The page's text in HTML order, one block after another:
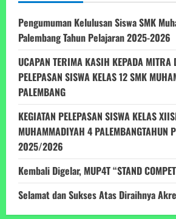
Pengumuman Kelulusan Siswa SMK
Palembang Tahun Pelajaran 2025-2026
UCAPAN TERIMA KASIH KEPADA MITRA
PELEPASAN SISWA KELAS 12 SMK
PALEMBANG
KEGIATAN PELEPASAN SISWA KELAS
MUHAMMADIYAH 4 PALEMBANGTAHUN
2025/2026
Kembali Digelar, MUP4T “STAND
Selamat dan Sukses Atas Diraihnya